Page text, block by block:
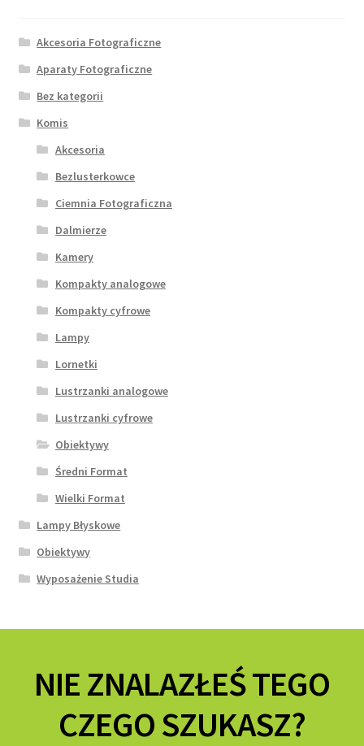
Akcesoria Fotograficzne
Aparaty Fotograficzne
Bez kategorii
Komis
Akcesoria
Bezlusterkowce
Ciemnia Fotograficzna
Dalmierze
Kamery
Kompakty analogowe
Kompakty cyfrowe
Lampy
Lornetki
Lustrzanki analogowe
Lustrzanki cyfrowe
Obiektywy
Średni Format
Wielki Format
Lampy Błyskowe
Obiektywy
Wyposażenie Studia
NIE ZNALAZŁEŚ TEGO
CZEGO SZUKASZ?